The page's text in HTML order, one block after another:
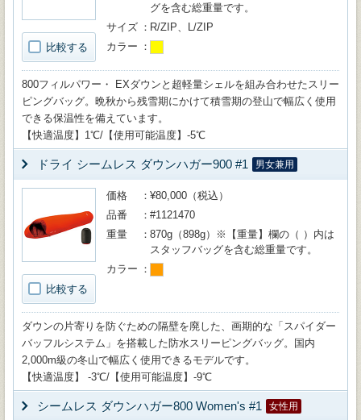
比較する
グを含む総重量です。
サイズ
R/ZIP、L/ZIP
カラー
800フィルパワー・ EXダウンと超軽量シェルを組み合わせたスリー
ピングバッグ。晩秋から残雪期にかけて積雪期の登山で幅広く使用
できる保温性を備えています。
【快適温度】1℃/【使用可能温度】-5℃
ドライ シームレス ダウンハガー900 #1 男女兼用
比較する
価格
¥80,000（税込）
品番
#1121470
重量
870g（898g）※【重量】欄の（ ）内は
スタッフバッグを含む総重量です。
カラー
ダウンの片寄りを防ぐための隔壁を廃した、画期的な「スパイダー
バッフルシステム」を搭載した防水スリーピングバッグ。国内
2,000m級の冬山で幅広く使用できるモデルです。
【快適温度】 -3℃/【使用可能温度】-9℃
シームレス ダウンハガー800 Women's #1 女性用